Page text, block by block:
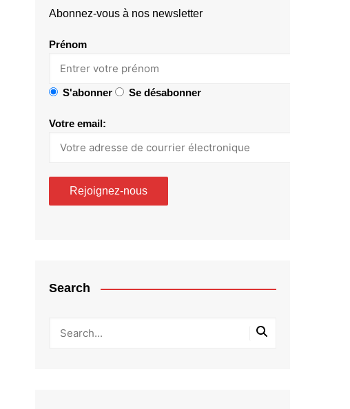
Abonnez-vous à nos newsletter
Prénom
S'abonner Se désabonner
Votre email:
Search